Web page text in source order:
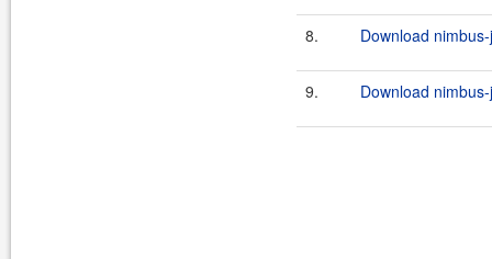
8. Download
9. Download